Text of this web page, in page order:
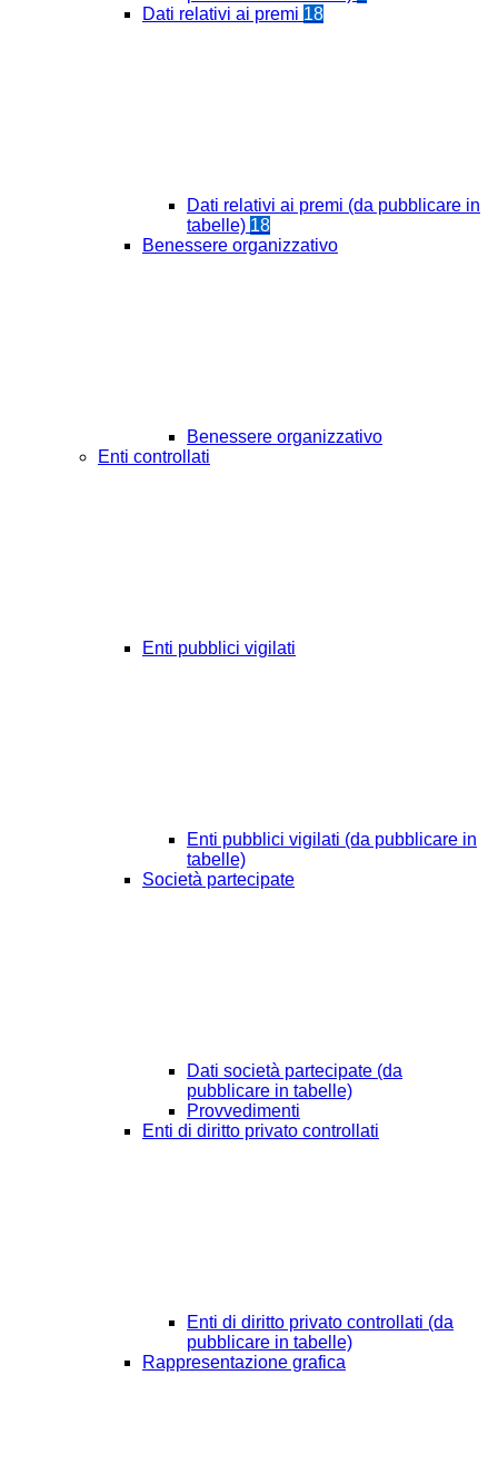
Dati relativi ai premi 18
Dati relativi ai premi (da pubblicare in
tabelle) 18
Benessere organizzativo
Benessere organizzativo
Enti controllati
Enti pubblici vigilati
Enti pubblici vigilati (da pubblicare in
tabelle)
Società partecipate
Dati società partecipate (da
pubblicare in tabelle)
Provvedimenti
Enti di diritto privato controllati
Enti di diritto privato controllati (da
pubblicare in tabelle)
Rappresentazione grafica